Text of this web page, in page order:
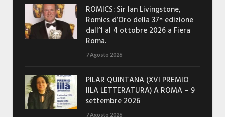
ROMICS: Sir Ian Livingstone,
Romics d’Oro della 37^ edizione
dall’1 al 4 ottobre 2026 a Fiera
Roma.
7 Agosto 2026
PILAR QUINTANA (XVI PREMIO
IILA LETTERATURA) A ROMA – 9
settembre 2026
7 Agosto 2026